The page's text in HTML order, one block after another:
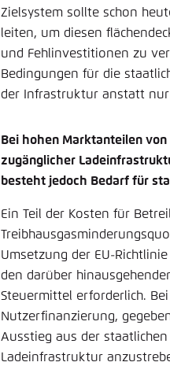
Zielsystem sollte schon
leiten, um diesen
und Fehlinvestitionen zu
Bedingungen für die
der Infrastruktur anstatt nur
Bei hohen Marktanteilen
zugänglicher
besteht jedoch Bedarf für
Ein Teil der Kosten für
Umsetzung der EU-
den darüber
Steuermittel erforderlich.
Nutzerfinanzierung,
Ausstieg aus der
Ladeinfrastruktur